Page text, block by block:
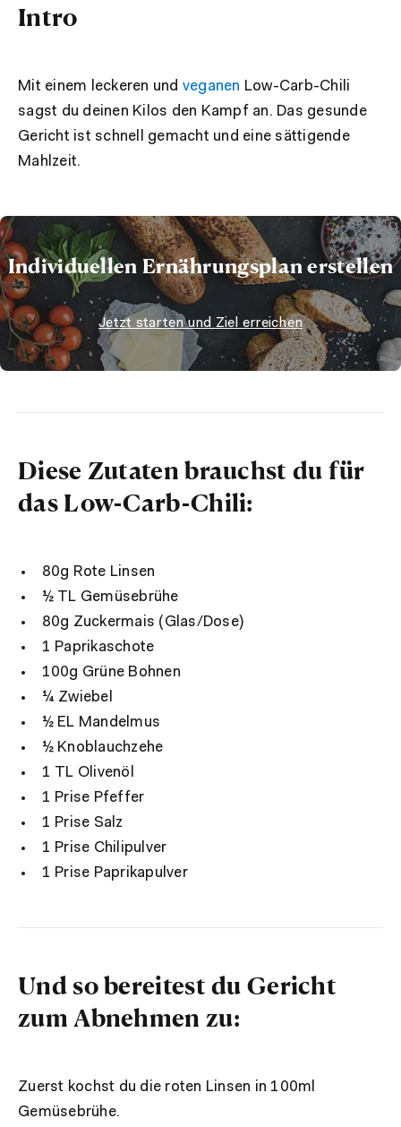
Intro
Mit einem leckeren und veganen Low-Carb-Chili
sagst du deinen Kilos den Kampf an. Das gesunde
Gericht ist schnell gemacht und eine sättigende
Mahlzeit.
Individuellen Ernährungsplan erstellen
Jetzt starten und Ziel erreichen
Diese Zutaten brauchst du für
das Low-Carb-Chili:
80g Rote Linsen
½ TL Gemüsebrühe
80g Zuckermais (Glas/Dose)
1 Paprikaschote
100g Grüne Bohnen
¼ Zwiebel
½ EL Mandelmus
½ Knoblauchzehe
1 TL Olivenöl
1 Prise Pfeffer
1 Prise Salz
1 Prise Chilipulver
1 Prise Paprikapulver
Und so bereitest du Gericht
zum Abnehmen zu:
Zuerst kochst du die roten Linsen in 100ml
Gemüsebrühe.